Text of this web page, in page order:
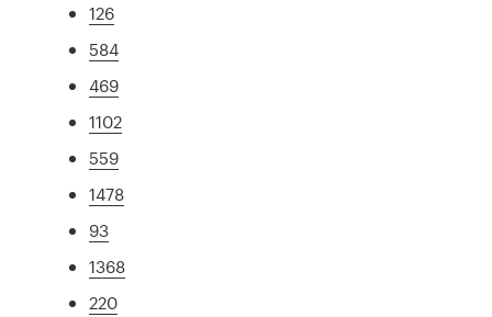
126
584
469
1102
559
1478
93
1368
220